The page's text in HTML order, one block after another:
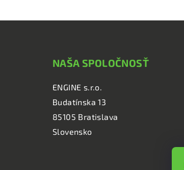
NAŠA SPOLOČNOSŤ
ENGINE s.r.o.
Budatínska 13
85105 Bratislava
Slovensko